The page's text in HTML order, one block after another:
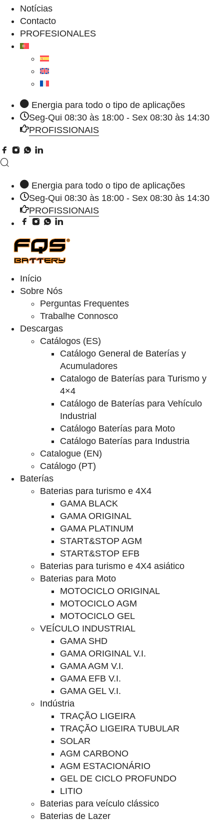
Notícias
Contacto
PROFESIONALES
Energia para todo o tipo de aplicações
Seg-Qui 08:30 às 18:00 - Sex 08:30 às 14:30
PROFISSIONAIS
Energia para todo o tipo de aplicações
Seg-Qui 08:30 às 18:00 - Sex 08:30 às 14:30
PROFISSIONAIS
Início
Sobre Nós
Perguntas Frequentes
Trabalhe Connosco
Descargas
Catálogos (ES)
Catálogo General de Baterías y
Acumuladores
Catalogo de Baterías para Turismo y
4×4
Catálogo de Baterías para Vehículo
Industrial
Catálogo Baterías para Moto
Catálogo Baterías para Industria
Catalogue (EN)
Catálogo (PT)
Baterías
Baterias para turismo e 4X4
GAMA BLACK
GAMA ORIGINAL
GAMA PLATINUM
START&STOP AGM
START&STOP EFB
Baterias para turismo e 4X4 asiático
Baterias para Moto
MOTOCICLO ORIGINAL
MOTOCICLO AGM
MOTOCICLO GEL
VEÍCULO INDUSTRIAL
GAMA SHD
GAMA ORIGINAL V.I.
GAMA AGM V.I.
GAMA EFB V.I.
GAMA GEL V.I.
Indústria
TRAÇÃO LIGEIRA
TRAÇÃO LIGEIRA TUBULAR
SOLAR
AGM CARBONO
AGM ESTACIONÁRIO
GEL DE CICLO PROFUNDO
LITIO
Baterias para veículo clássico
Baterias de Lazer